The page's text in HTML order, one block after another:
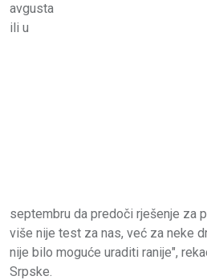
avgusta
ili u
septembru da predoči rješenje za
više nije test za nas, već za neke
nije bilo moguće uraditi ranije",
Srpske.